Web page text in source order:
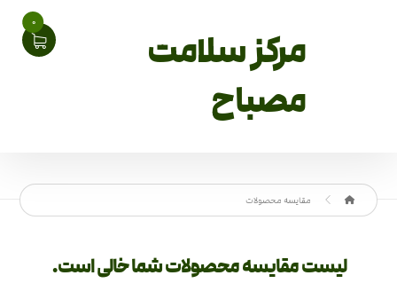
مرکز سلامت
مصباح
0
مقایسه محصولات
لیست مقایسه محصولات شما خالی است.